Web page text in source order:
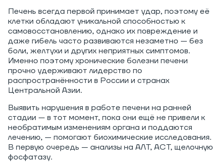
Печень всегда первой принимает удар, поэтому её
клетки обладают уникальной способностью к
самовосстановлению, однако их повреждение и
даже гибель часто развиваются незаметно — без
боли, желтухи и других неприятных симптомов.
Именно поэтому хронические болезни печени
прочно удерживают лидерство по
распространённости в России и странах
Центральной Азии.
Выявить нарушения в работе печени на ранней
стадии — в тот момент, пока они ещё не привели к
необратимым изменениям органа и поддаются
лечению, — помогают биохимические исследования.
В первую очередь — анализы на АЛТ, АСТ, щелочную
фосфатазу.